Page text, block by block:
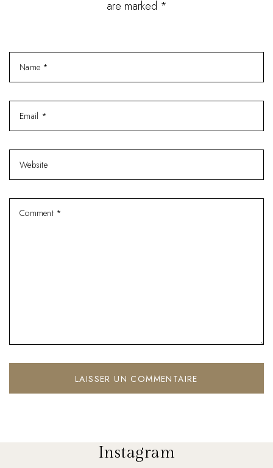
are marked *
Instagram